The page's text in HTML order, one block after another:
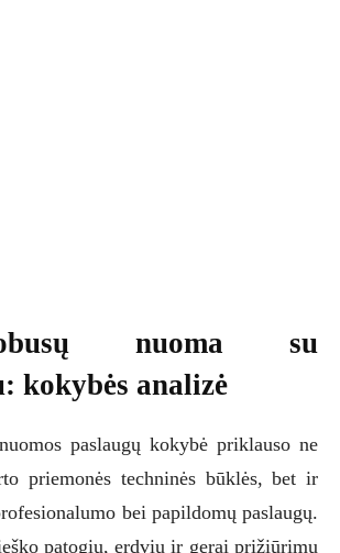
nuoma su
kokybės analizė
paslaugų kokybė priklauso ne
priemonės techninės būklės, bet ir
bei papildomų paslaugų.
patogių, erdvių ir gerai prižiūrimų